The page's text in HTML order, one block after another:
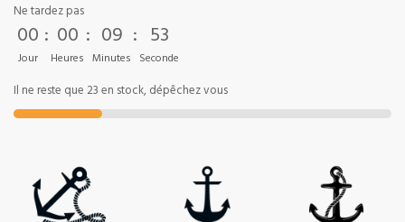
Ne tardez pas
00
Jour
: 00
Heures
: 09
Minutes
: 52
Seconde
Il ne reste que 23 en stock, dépêchez vous